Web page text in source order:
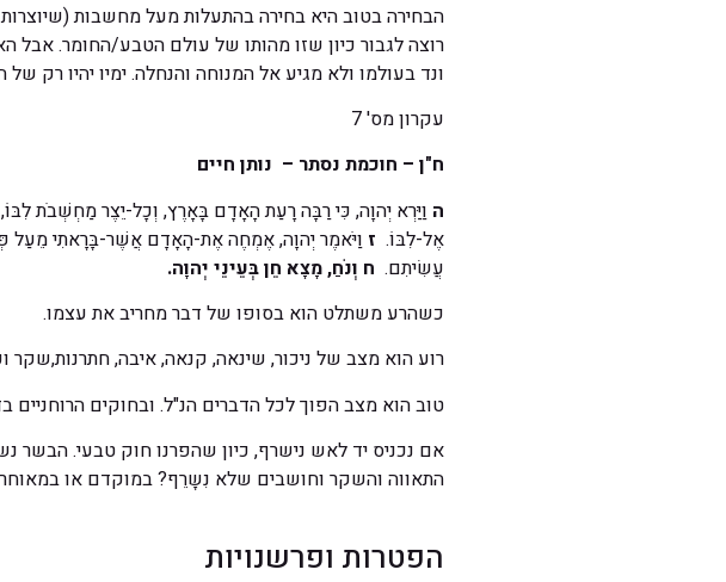
הבחירה בטוב היא בחירה בהתעלות מעל מחשבות
רוצה לגבור כיון שזו מהותו של עולם הטבע/החומר. אבל
ונד בעולמו ולא מגיע אל המנוחה והנחלה. ימיו יהיו
עקרון מס' 7
ח"ן – חוכמת נסתר – נותן חיים
ה וַיַּרְא יְהוָה, כִּי רַבָּה רָעַת הָאָדָם בָּאָרֶץ, וְכָל-יֵצֶר מַחְשְׁבֹת
אֶל-לִבּוֹ. ז וַיֹּאמֶר יְהוָה, אֶמְחֶה אֶת-הָאָדָם אֲשֶׁר-בָּרָאתִי
עֲשִׂיתִם. ח וְנֹחַ, מָצָא חֵן בְּעֵינֵי יְהוָה.
כשהרע משתלט הוא בסופו של דבר מחריב את עצמו.
רוע הוא מצב של ניכור, שינאה, קנאה, איבה, חתרנות,שקר
טוב הוא מצב הפוך לכל הדברים הנ"ל. ובחוקים הרוחניים
אם נכניס יד לאש נישרף, כיון שהפרנו חוק טבעי.
התאווה והשקר וחושבים שלא נִשָרֵף? במוקדם או
הפטרות ופרשנויות